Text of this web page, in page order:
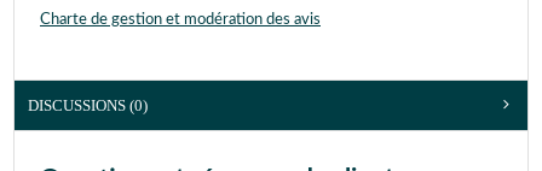
Charte de gestion et modération des avis
DISCUSSIONS (0)